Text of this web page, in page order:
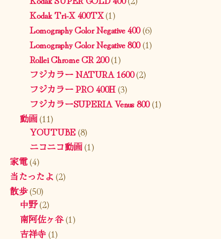
Kodak Tri-X 400TX(1)
Lomography Color Negative 400(6)
Lomography Color Negative 800(1)
Rollei Chrome CR 200(1)
フジカラー NATURA 1600(2)
フジカラー PRO 400H(3)
フジカラーSUPERIA Venus 800(1)
動画(11)
YOUTUBE(8)
ニコニコ動画(1)
家電(4)
当たったよ(2)
散歩(50)
中野(2)
南阿佐ヶ谷(1)
吉祥寺(1)